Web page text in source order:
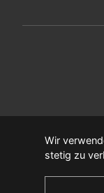
Wir
stetig zu